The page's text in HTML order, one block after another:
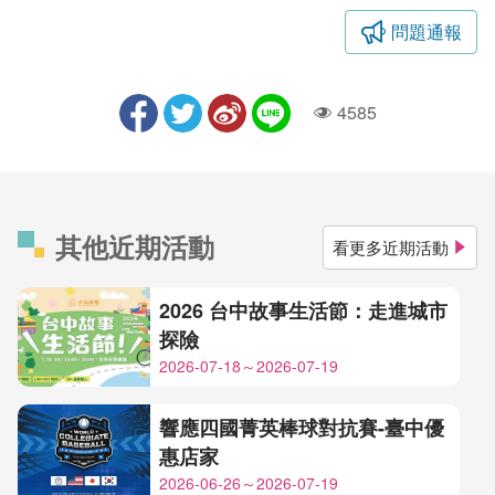
問題通報
人氣4585
其他近期活動 看更多近期活動
2026 台中故事生活節：走進城市
探險
2026-07-18～2026-07-19
響應四國菁英棒球對抗賽-臺中優
惠店家
2026-06-26～2026-07-19